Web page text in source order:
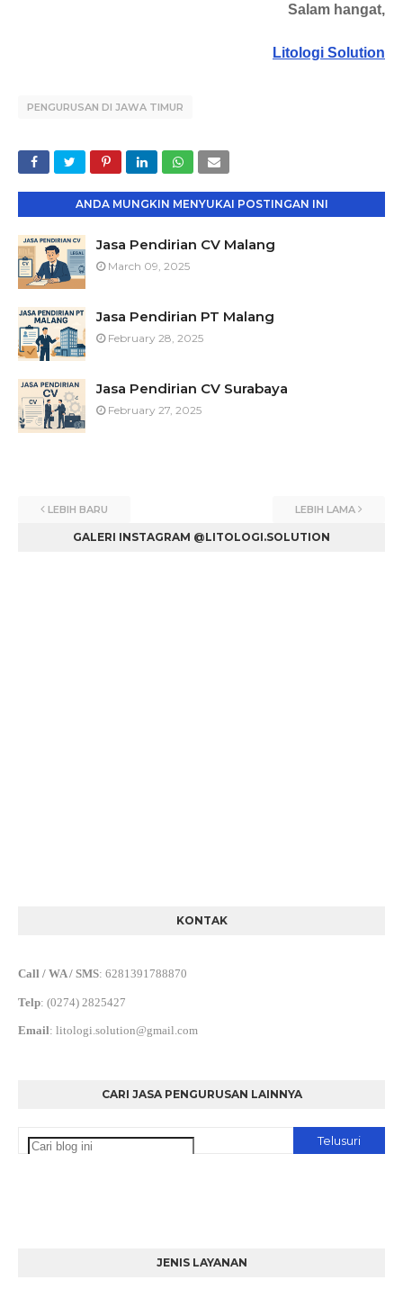
Salam hangat,
Litologi Solution
PENGURUSAN DI JAWA TIMUR
ANDA MUNGKIN MENYUKAI POSTINGAN INI
Jasa Pendirian CV Malang
March 09, 2025
Jasa Pendirian PT Malang
February 28, 2025
Jasa Pendirian CV Surabaya
February 27, 2025
LEBIH BARU LEBIH LAMA
GALERI INSTAGRAM @LITOLOGI.SOLUTION
KONTAK
Call / WA / SMS: 6281391788870
Telp: (0274) 2825427
Email: litologi.solution@gmail.com
CARI JASA PENGURUSAN LAINNYA
JENIS LAYANAN